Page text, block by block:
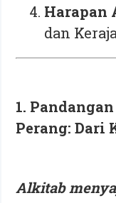
Harapan
dan
1.
Perang: Dari
Alkitab